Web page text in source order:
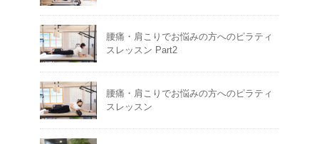
腰痛・肩こりでお悩みの方へのピラティ
スレッスン Part2
腰痛・肩こりでお悩みの方へのピラティ
スレッスン